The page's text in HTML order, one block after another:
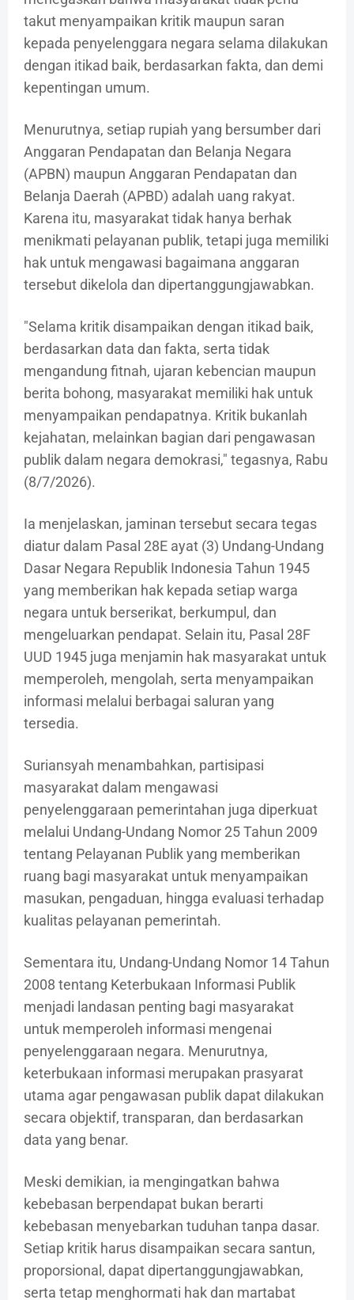
takut menyampaikan kritik maupun saran
kepada penyelenggara negara selama dilakukan
dengan itikad baik, berdasarkan fakta, dan demi
kepentingan umum.
Menurutnya, setiap rupiah yang bersumber dari
Anggaran Pendapatan dan Belanja Negara
(APBN) maupun Anggaran Pendapatan dan
Belanja Daerah (APBD) adalah uang rakyat.
Karena itu, masyarakat tidak hanya berhak
menikmati pelayanan publik, tetapi juga memiliki
hak untuk mengawasi bagaimana anggaran
tersebut dikelola dan dipertanggungjawabkan.
"Selama kritik disampaikan dengan itikad baik,
berdasarkan data dan fakta, serta tidak
mengandung fitnah, ujaran kebencian maupun
berita bohong, masyarakat memiliki hak untuk
menyampaikan pendapatnya. Kritik bukanlah
kejahatan, melainkan bagian dari pengawasan
publik dalam negara demokrasi," tegasnya, Rabu
(8/7/2026).
Ia menjelaskan, jaminan tersebut secara tegas
diatur dalam Pasal 28E ayat (3) Undang-Undang
Dasar Negara Republik Indonesia Tahun 1945
yang memberikan hak kepada setiap warga
negara untuk berserikat, berkumpul, dan
mengeluarkan pendapat. Selain itu, Pasal 28F
UUD 1945 juga menjamin hak masyarakat untuk
memperoleh, mengolah, serta menyampaikan
informasi melalui berbagai saluran yang
tersedia.
Suriansyah menambahkan, partisipasi
masyarakat dalam mengawasi
penyelenggaraan pemerintahan juga diperkuat
melalui Undang-Undang Nomor 25 Tahun 2009
tentang Pelayanan Publik yang memberikan
ruang bagi masyarakat untuk menyampaikan
masukan, pengaduan, hingga evaluasi terhadap
kualitas pelayanan pemerintah.
Sementara itu, Undang-Undang Nomor 14 Tahun
2008 tentang Keterbukaan Informasi Publik
menjadi landasan penting bagi masyarakat
untuk memperoleh informasi mengenai
penyelenggaraan negara. Menurutnya,
keterbukaan informasi merupakan prasyarat
utama agar pengawasan publik dapat dilakukan
secara objektif, transparan, dan berdasarkan
data yang benar.
Meski demikian, ia mengingatkan bahwa
kebebasan berpendapat bukan berarti
kebebasan menyebarkan tuduhan tanpa dasar.
Setiap kritik harus disampaikan secara santun,
proporsional, dapat dipertanggungjawabkan,
serta tetap menghormati hak dan martabat